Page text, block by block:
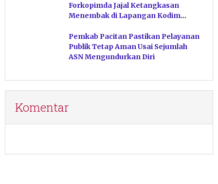
Forkopimda Jajal Ketangkasan
Menembak di Lapangan Kodim
Pemkab Pacitan Pastikan Pelayanan
Publik Tetap Aman Usai Sejumlah
ASN Mengundurkan Diri
Komentar